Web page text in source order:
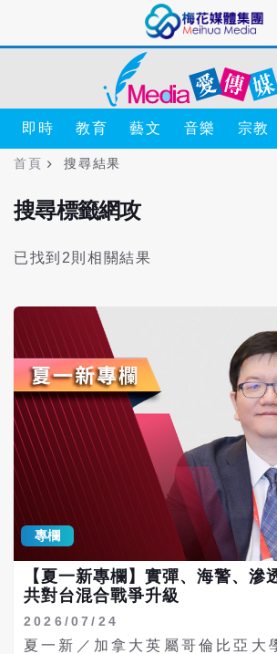
即時 教育 藝文 音樂 宗教
首頁 搜尋結果
搜尋標籤網攻
已找到2則相關結果
專欄
【夏一新專欄】實彈、海警、
共對台混合戰爭升級
2026/07/24
夏一新／加拿大英屬哥倫比亞大